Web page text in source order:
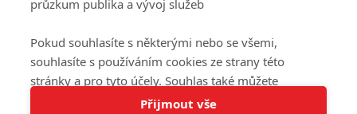
Tato stránka používá soubory cookies.
© 2016 – 2026 FandimeSerialum.cz / All rights reserved /
průzkum publika a vývoj služeb
Pokud souhlasíte s některými nebo se všemi,
souhlasíte s používáním cookies ze strany této
stránky a pro tyto účely. Souhlas také můžete
odmítnout, ale v takovém případě vám na stránce
Přijmout vše